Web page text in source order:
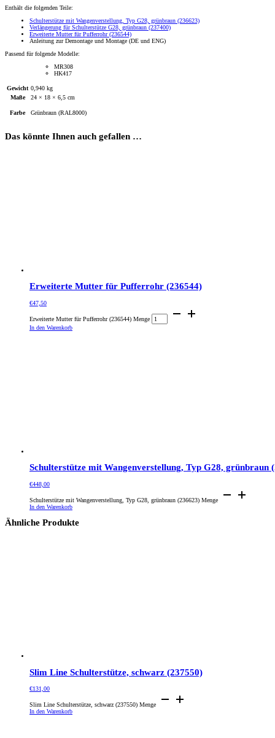
Enthält die folgenden Teile:
Schulterstütze mit Wangenverstellung, Typ G28, grünbraun (236623)
Verlängerung für Schulterstütze G28, grünbraun (237400)
Erweiterte Mutter für Pufferrohr (236544)
Anleitung zur Demontage und Montage (DE und ENG)
Passend für folgende Modelle:
MR308
HK417
Gewicht 0,940 kg
Maße
24 × 18 × 6,5 cm
Farbe Grünbraun (RAL8000)
Das könnte Ihnen auch gefallen …
Erweiterte Mutter für Pufferrohr (236544)
€47,50
Erweiterte Mutter für Pufferrohr (236544) Menge
In den Warenkorb
Schulterstütze mit Wangenverstellung, Typ G28, grünbraun
€448,00
Schulterstütze mit Wangenverstellung, Typ G28, grünbraun (236623) Menge
In den Warenkorb
Ähnliche Produkte
Slim Line Schulterstütze, schwarz (237550)
€131,00
Slim Line Schulterstütze, schwarz (237550) Menge
In den Warenkorb